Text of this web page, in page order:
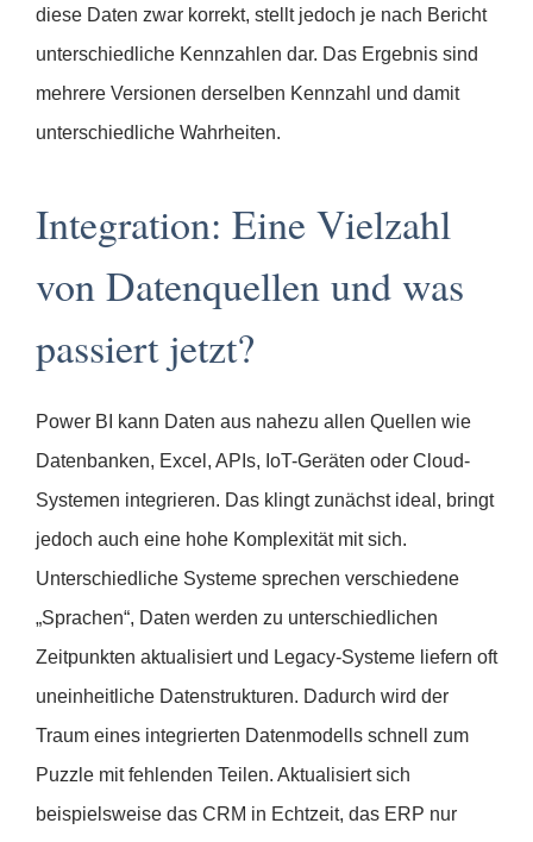
diese Daten zwar korrekt, stellt jedoch je nach Bericht
unterschiedliche Kennzahlen dar. Das Ergebnis sind
mehrere Versionen derselben Kennzahl und damit
unterschiedliche Wahrheiten.
Integration: Eine Vielzahl
von Datenquellen und was
passiert jetzt?
Power BI kann Daten aus nahezu allen Quellen wie
Datenbanken, Excel, APIs, IoT-Geräten oder Cloud-
Systemen integrieren. Das klingt zunächst ideal, bringt
jedoch auch eine hohe Komplexität mit sich.
Unterschiedliche Systeme sprechen verschiedene
„Sprachen“, Daten werden zu unterschiedlichen
Zeitpunkten aktualisiert und Legacy-Systeme liefern oft
uneinheitliche Datenstrukturen. Dadurch wird der
Traum eines integrierten Datenmodells schnell zum
Puzzle mit fehlenden Teilen. Aktualisiert sich
beispielsweise das CRM in Echtzeit, das ERP nur